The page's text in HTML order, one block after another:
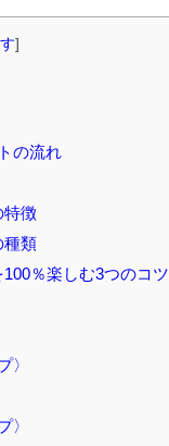
]
の流れ
特徴
種類
％楽しむ3つのコツ
〉
〉